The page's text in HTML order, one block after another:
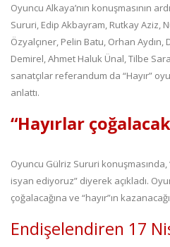
Oyuncu Alkaya’nın konuşmasının
Sururi, Edip Akbayram, Rutkay Aziz,
Özyalçıner, Pelin Batu, Orhan
Demirel, Ahmet Haluk Ünal, Tilbe
sanatçılar referandum da “Hayır”
anlattı.
“Hayırlar
Oyuncu Gülriz Sururi konuşmasında,
isyan ediyoruz” diyerek açıkladı.
çoğalacağına ve “hayır”ın
Endişelendiren 17